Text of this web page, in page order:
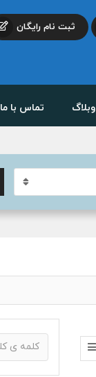
ثبت نام رایگان
وبلاگ تماس با ما